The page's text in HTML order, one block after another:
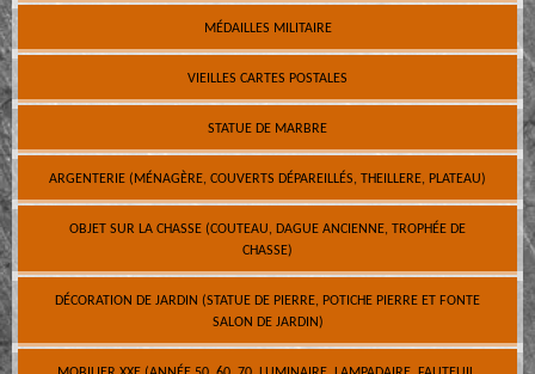
MÉDAILLES MILITAIRE
VIEILLES CARTES POSTALES
STATUE DE MARBRE
ARGENTERIE (MÉNAGÈRE, COUVERTS DÉPAREILLÉS, THEILLERE, PLATEAU)
OBJET SUR LA CHASSE (COUTEAU, DAGUE ANCIENNE, TROPHÉE DE
CHASSE)
DÉCORATION DE JARDIN (STATUE DE PIERRE, POTICHE PIERRE ET FONTE
SALON DE JARDIN)